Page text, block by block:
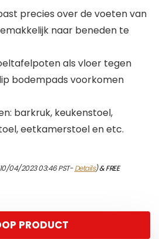
precies over de voeten van
naar beneden te
als vloer tegen
bodempads voorkomen
barkruk, keukenstoel,
eetkamerstoel en etc.
04/2023 03:46 PST-Details)&FREE
PRODUCT